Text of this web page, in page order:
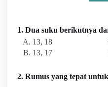
1. Dua suku berikutnya
A. 13, 18 C.
B. 13, 17 D.
2. Rumus yang tepat